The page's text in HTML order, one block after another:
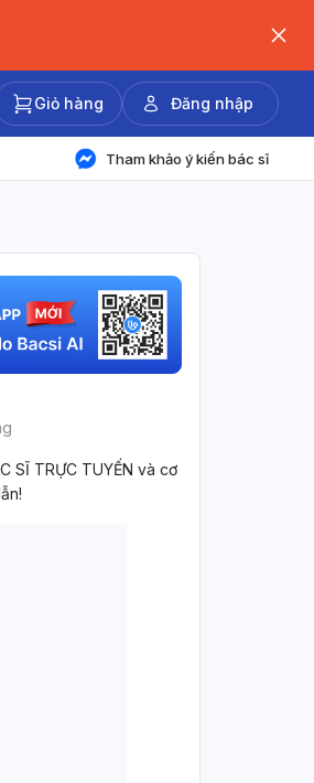
Giỏ hàng Đăng nhập
Tham khảo ý kiến bác sĩ
SĨ TRỰC TUYẾN và cơ